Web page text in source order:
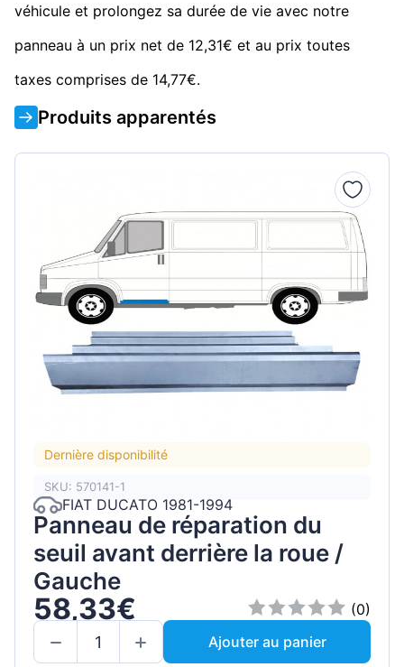
véhicule et prolongez sa durée de vie avec notre
panneau à un prix net de 12,31€ et au prix toutes
taxes comprises de 14,77€.
Produits apparentés
Dernière disponibilité
SKU: 570141-1
FIAT DUCATO 1981-1994
Panneau de réparation du
seuil avant derrière la roue /
Gauche
58,33€
(0)
Ajouter au panier